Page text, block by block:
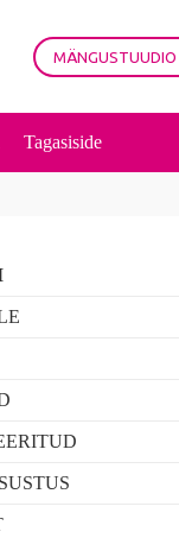
MÄNGUSTUUDIO
Tagasiside